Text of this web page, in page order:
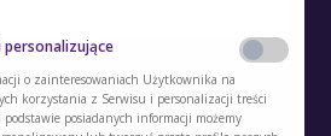
o zainteresowaniach Użytkownika na
korzystania z Serwisu i personalizacji treści
posiadanych informacji możemy